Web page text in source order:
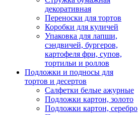
декоративная
Переноски для тортов
Коробки для куличей
Упаковка для лапши,
сэндвичей, бургеров,
картофеля фри, супов,
тортильи и роллов
Подложки и подносы для
тортов и десертов
Салфетки белые ажурные
Подложки картон, золото
Подложки картон, серебро